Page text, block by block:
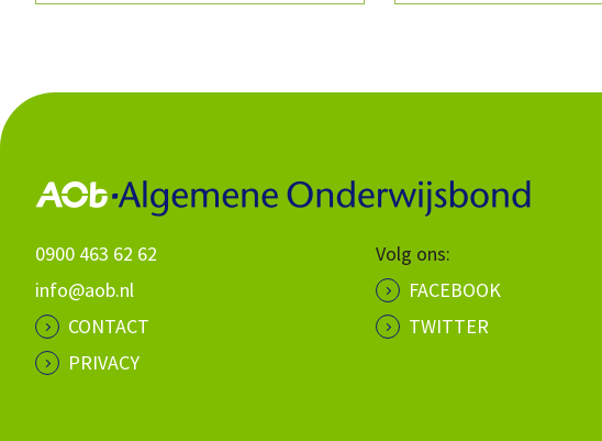
0900 463 62 62
info@aob.nl
CONTACT
PRIVACY
Volg ons:
FACEBOOK
TWITTER